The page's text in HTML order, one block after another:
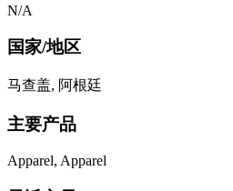
N/A
国家/地区
马查盖, 阿根廷
主要产品
Apparel, Apparel